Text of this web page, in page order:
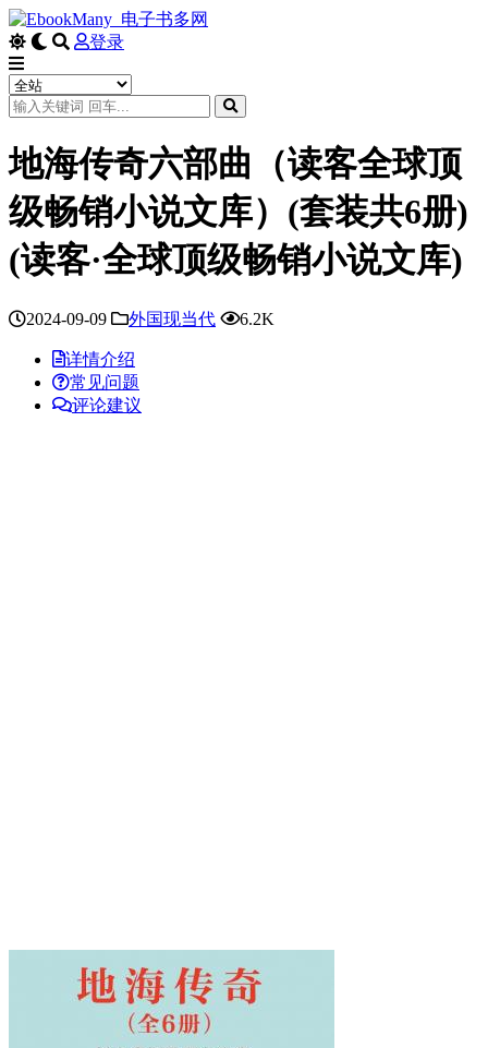
登录
地海传奇六部曲（读客全球顶
级畅销小说文库）(套装共6册)
(读客·全球顶级畅销小说文库)
2024-09-09 外国现当代 6.2K
详情介绍
常见问题
评论建议